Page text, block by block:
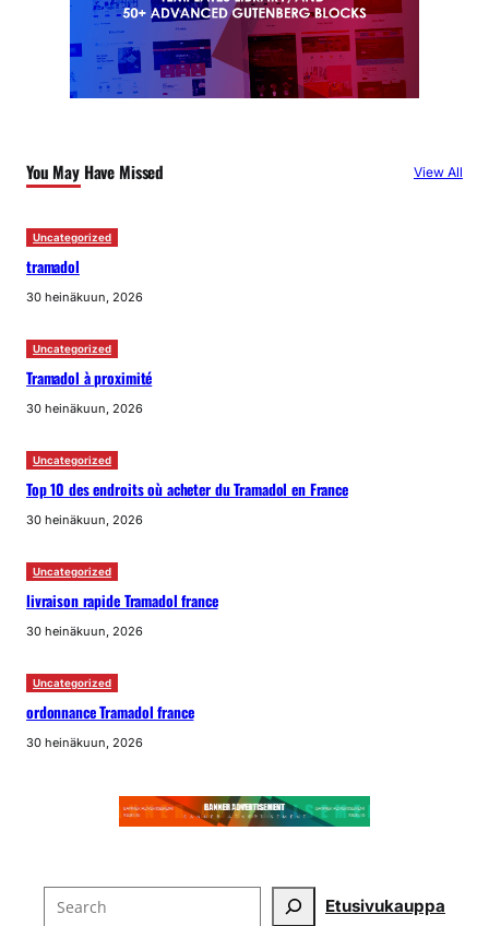
You May Have Missed View All
Uncategorized
tramadol
30 heinäkuun, 2026
Uncategorized
Tramadol à proximité
30 heinäkuun, 2026
Uncategorized
Top 10 des endroits où acheter du Tramadol en France
30 heinäkuun, 2026
Uncategorized
livraison rapide Tramadol france
30 heinäkuun, 2026
Uncategorized
ordonnance Tramadol france
30 heinäkuun, 2026
Search Etusivukauppa